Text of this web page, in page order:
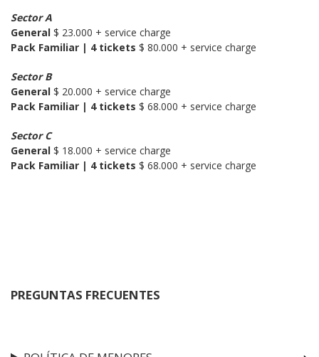
Sector A
General
Pack Familiar | 4 tickets $ 80.000 + service charge
Sector B
General
Pack Familiar | 4 tickets $ 68.000 + service charge
Sector C
General
Pack Familiar | 4 tickets $ 68.000 + service charge
PREGUNTAS FRECUENTES